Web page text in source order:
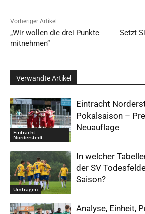
Vorheriger Artikel
„Wir wollen die drei Punkte
mitnehmen“
Setzt
Verwandte Artikel
Eintracht
Norderstedt
Eintracht
Pokalsaison –
Neuauflage
Umfragen
In welcher
der SV
Saison?
Analyse, Einheit,